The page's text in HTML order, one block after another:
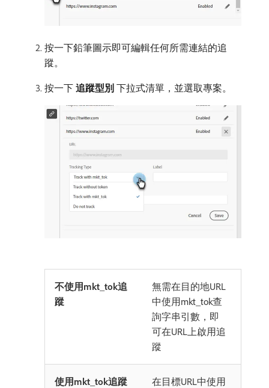
按一下鉛筆圖示即可編輯任何所需連結的追
蹤。
按一下​ 追蹤型別 ​下拉式清單，並選取專案。
不使用mkt_tok追
蹤
無需在目的地URL
中使用mkt_tok查
詢字串引數，即
可在URL上啟用追
蹤
使用mkt_tok追蹤
在目標URL中使用